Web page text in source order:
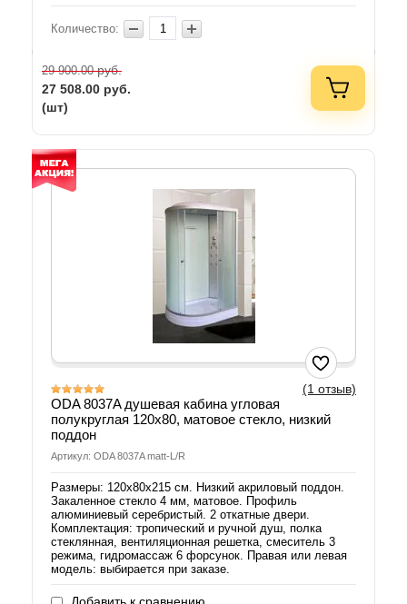
Количество:
29 900.00руб.
27 508.00 руб.
(шт)
(1 отзыв)
ODA 8037A душевая кабина угловая
полукруглая 120х80, матовое стекло, низкий
поддон
Артикул: ODA 8037A matt-L/R
Размеры: 120х80х215 см. Низкий акриловый поддон.
Закаленное стекло 4 мм, матовое. Профиль
алюминиевый серебристый. 2 откатные двери.
Комплектация: тропический и ручной душ, полка
стеклянная, вентиляционная решетка, смеситель 3
режима, гидромассаж 6 форсунок. Правая или левая
модель: выбирается при заказе.